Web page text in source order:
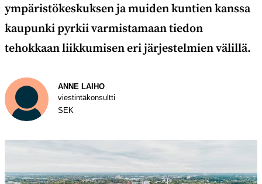
ympäristökeskuksen ja muiden kuntien kanssa
kaupunki pyrkii varmistamaan tiedon
tehokkaan liikkumisen eri järjestelmien välillä.
Kirjoittaja
ANNE LAIHO
viestintäkonsultti
SEK